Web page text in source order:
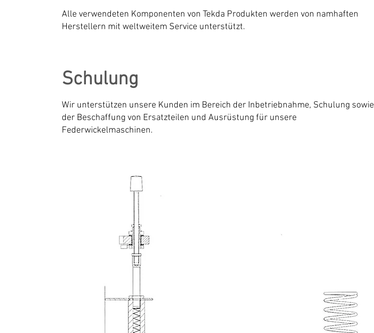
Alle verwendeten Komponenten von Tekda Produkten werden von namhaften
Herstellern mit weltweitem Service unterstützt.
Schulung
Wir unterstützen unsere Kunden im Bereich der Inbetriebnahme, Schulung sowie
der Beschaffung von Ersatzteilen und Ausrüstung für unsere
Federwickelmaschinen.